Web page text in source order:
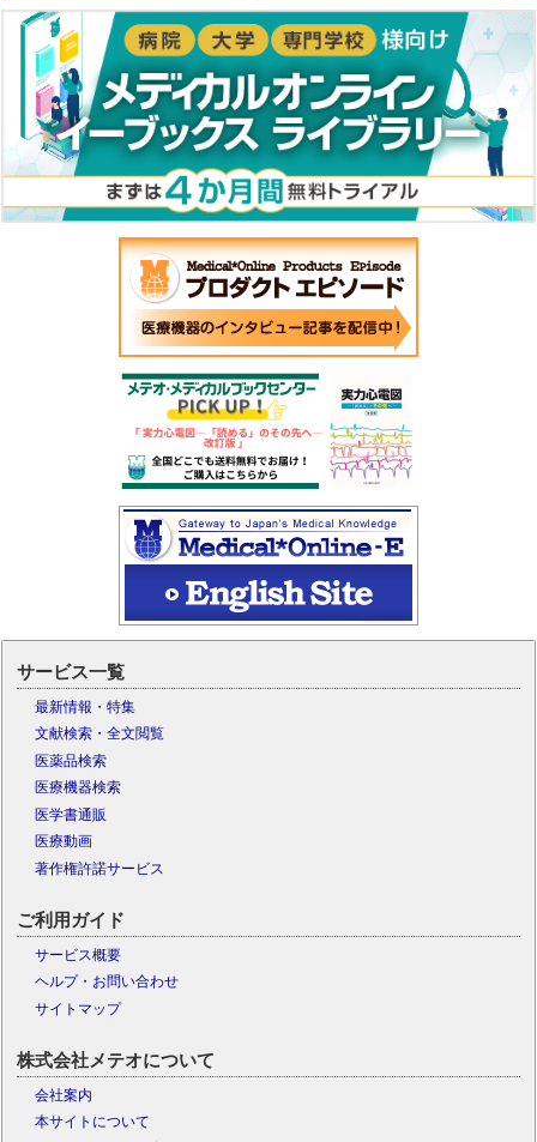
サービス一覧
最新情報・特集
文献検索・全文閲覧
医薬品検索
医療機器検索
医学書通販
医療動画
著作権許諾サービス
ご利用ガイド
サービス概要
ヘルプ・お問い合わせ
サイトマップ
株式会社メテオについて
会社案内
本サイトについて